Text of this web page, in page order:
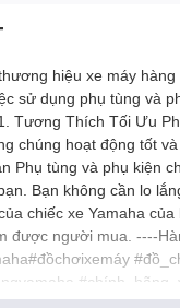
hiệu xe máy
sử dụng phụ tùng và
Tương Thích Tối Ưu
chúng hoạt động tốt
Phụ tùng và phụ kiện
Bạn không cần lo
chiếc xe Yamaha
được người mua. ----